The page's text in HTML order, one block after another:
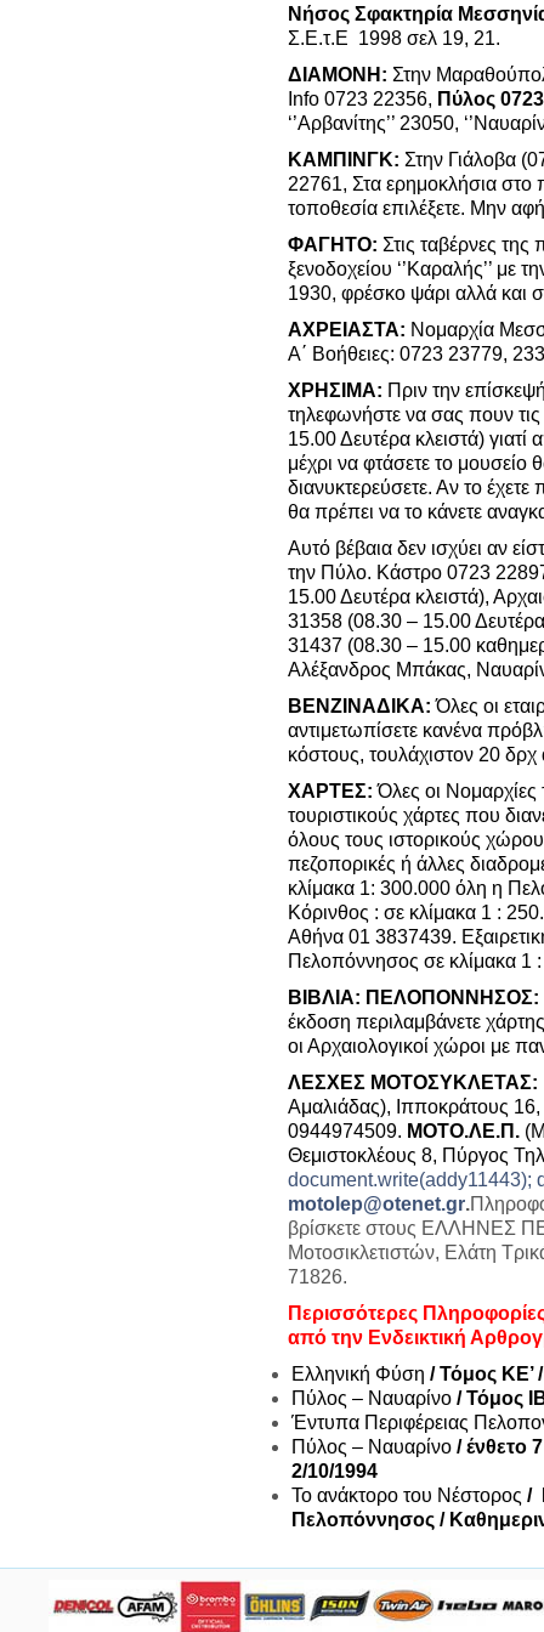
Νήσος Σφακτηρία
Σ.Ε.τ.Ε 1998 σελ 19, 21.
ΔΙΑΜΟΝΗ: Στην
Info 0723 22356, Πύλος 0723
‘’Αρβανίτης’’ 23050,
ΚΑΜΠΙΝΓΚ: Στην Γιάλοβα
22761, Στα ερημοκλήσια στο
τοποθεσία επιλέξετε. Μην
ΦΑΓΗΤΟ: Στις ταβέρνες της
ξενοδοχείου ‘’Καραλής’’ με
1930, φρέσκο ψάρι αλλά και
ΑΧΡΕΙΑΣΤΑ: Νομαρχία
Α΄ Βοήθειες: 0723 23779,
ΧΡΗΣΙΜΑ: Πριν την
τηλεφωνήστε να σας πουν
15.00 Δευτέρα κλειστά) γιατί
μέχρι να φτάσετε το μουσείο
διανυκτερεύσετε. Αν το έχετε
θα πρέπει να το κάνετε
Αυτό βέβαια δεν ισχύει αν
την Πύλο. Κάστρο 0723
15.00 Δευτέρα κλειστά),
31358 (08.30 – 15.00
31437 (08.30 – 15.00
Αλέξανδρος Μπάκας,
ΒΕΝΖΙΝΑΔΙΚΑ: Όλες οι
αντιμετωπίσετε κανένα
κόστους, τουλάχιστον 20 δρχ
ΧΑΡΤΕΣ: Όλες οι
τουριστικούς χάρτες που
όλους τους ιστορικούς
πεζοπορικές ή άλλες
κλίμακα 1: 300.000 όλη η
Κόρινθος : σε κλίμακα 1 :
Αθήνα 01 3837439.
Πελοπόννησος σε κλίμακα 1
ΒΙΒΛΙΑ: ΠΕΛΟΠΟΝΝΗΣΟΣ:
έκδοση περιλαμβάνετε
οι Αρχαιολογικοί χώροι με
ΛΕΣΧΕΣ ΜΟΤΟΣΥΚΛΕΤΑΣ:
Αμαλιάδας), Ιπποκράτους
0944974509. ΜΟΤΟ.ΛΕ.Π.
Θεμιστοκλέους 8, Πύργος
document.write(addy11443);
motolep@otenet.gr.
βρίσκετε στους ΕΛΛΗΝΕΣ
Μοτοσικλετιστών, Ελάτη
71826.
Περισσότερες
από την Ενδεικτική
Ελληνική Φύση / Τόμος ΚΕ’
Πύλος – Ναυαρίνο / Τόμος
Έντυπα Περιφέρειας
Πύλος – Ναυαρίνο / ένθετο
2/10/1994
Το ανάκτορο του Νέστορος /
Πελοπόννησος /